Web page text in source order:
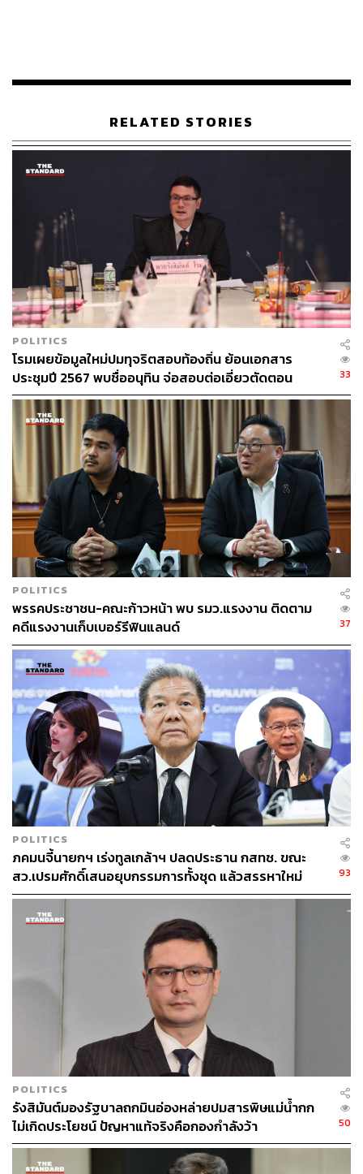
ลมีเดีย
RELATED STORIES
POLITICS
โรมเผยข้อมูลใหม่ปมทุจริตสอบท้องถิ่น ย้อนเอกสาร
ประชุมปี 2567 พบชื่ออนุทิน จ่อสอบต่อเอี่ยวตัดตอน
ม.บูรพา หรือไม่
33
POLITICS
พรรคประชาชน-คณะก้าวหน้า พบ รมว.แรงงาน ติดตาม
คดีแรงงานเก็บเบอร์รีฟินแลนด์
37
POLITICS
ภคมนจี้นายกฯ เร่งทูลเกล้าฯ ปลดประธาน กสทช. ขณะ
สว.เปรมศักดิ์เสนอยุบกรรมการทั้งชุด แล้วสรรหาใหม่
93
POLITICS
รังสิมันต์มองรัฐบาลถกมินอ่องหล่ายปมสารพิษแม่น้ำกก
ไม่เกิดประโยชน์ ปัญหาแท้จริงคือกองกำลังว้า
50